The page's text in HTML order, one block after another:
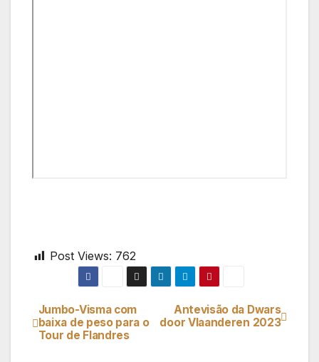
Post Views: 762
Navegação
de
Antevisão da Dwars
door Vlaanderen 2023
Jumbo-Visma com
baixa de peso para o
Tour de Flandres